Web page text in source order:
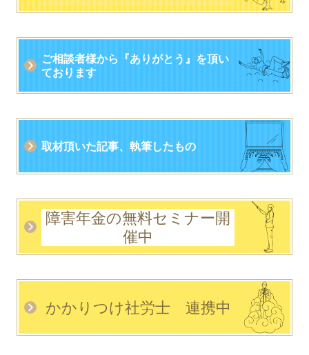
ご相談者様から 『ありがとう』 を頂い
ております
取材頂いた記事、執筆したもの
障害年金の無料セミナー開
催中
かかりつけ社労士 連携中